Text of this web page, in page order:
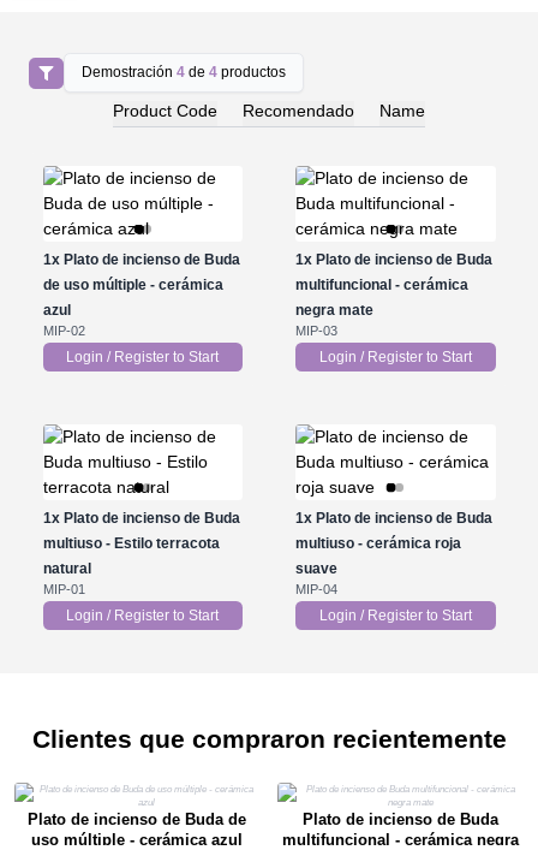
Demostración4 de4 productos
Product Code Recomendado Name
1xPlato de incienso de Buda
de uso múltiple - cerámica
azul
MIP-02
Login / Register to Start
1x Plato de incienso de Buda
multifuncional - cerámica
negra mate
MIP-03
Login / Register to Start
1xPlato de incienso de Buda
multiuso - Estilo terracota
natural
MIP-01
Login / Register to Start
1x Plato de incienso de Buda
multiuso - cerámica roja
suave
MIP-04
Login / Register to Start
Clientes que compraron recientemente
Plato de incienso de Buda de
uso múltiple - cerámica azul
Plato de incienso de Buda
multifuncional - cerámica negra